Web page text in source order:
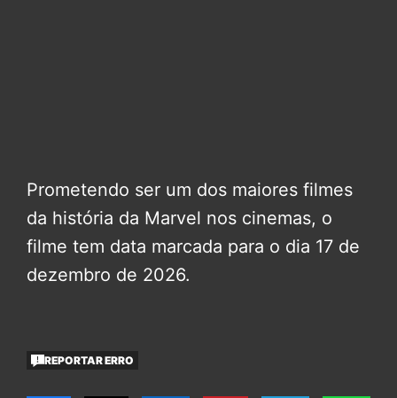
Prometendo ser um dos maiores filmes
da história da Marvel nos cinemas, o
filme tem data marcada para o dia 17 de
dezembro de 2026.
REPORTAR ERRO